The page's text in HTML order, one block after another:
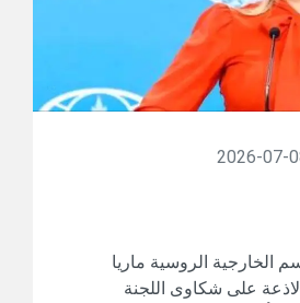
08-
الخارجية الروسية ماريا
على شكاوى اللجنة